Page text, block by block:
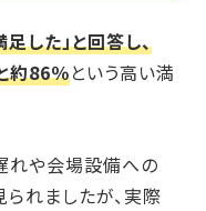
した」と回答し、
約86％という高い満
れや会場設備への
れましたが、実際